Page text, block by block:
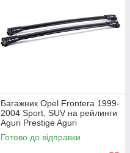
Багажник Opel Frontera 1999-
2004 Sport, SUV на рейлинги
Aguri Prestige Aguri
Готово до відправки